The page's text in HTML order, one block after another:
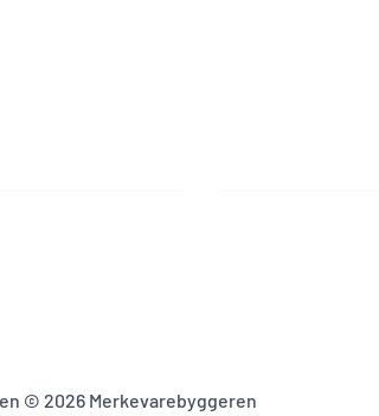
© 2026 Merkevarebyggeren